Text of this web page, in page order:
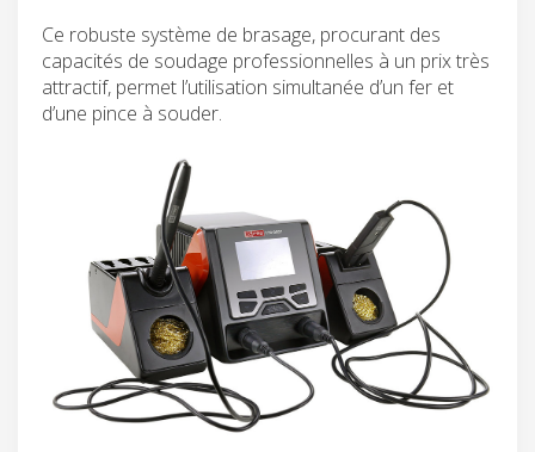
Ce robuste système de brasage, procurant des
capacités de soudage professionnelles à un prix très
attractif, permet l’utilisation simultanée d’un fer et
d’une pince à souder.